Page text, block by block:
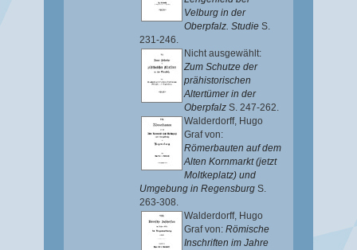
Velburg in der
Oberpfalz. Studie S.
231-246.
Nicht ausgewählt:
Zum Schutze der
prähistorischen
Altertümer in der
Oberpfalz S. 247-262.
Walderdorff, Hugo
Graf von:
Römerbauten auf dem
Alten Kornmarkt (jetzt
Moltkeplatz) und
Umgebung in Regensburg S.
263-308.
Walderdorff, Hugo
Graf von: Römische
Inschriften im Jahre